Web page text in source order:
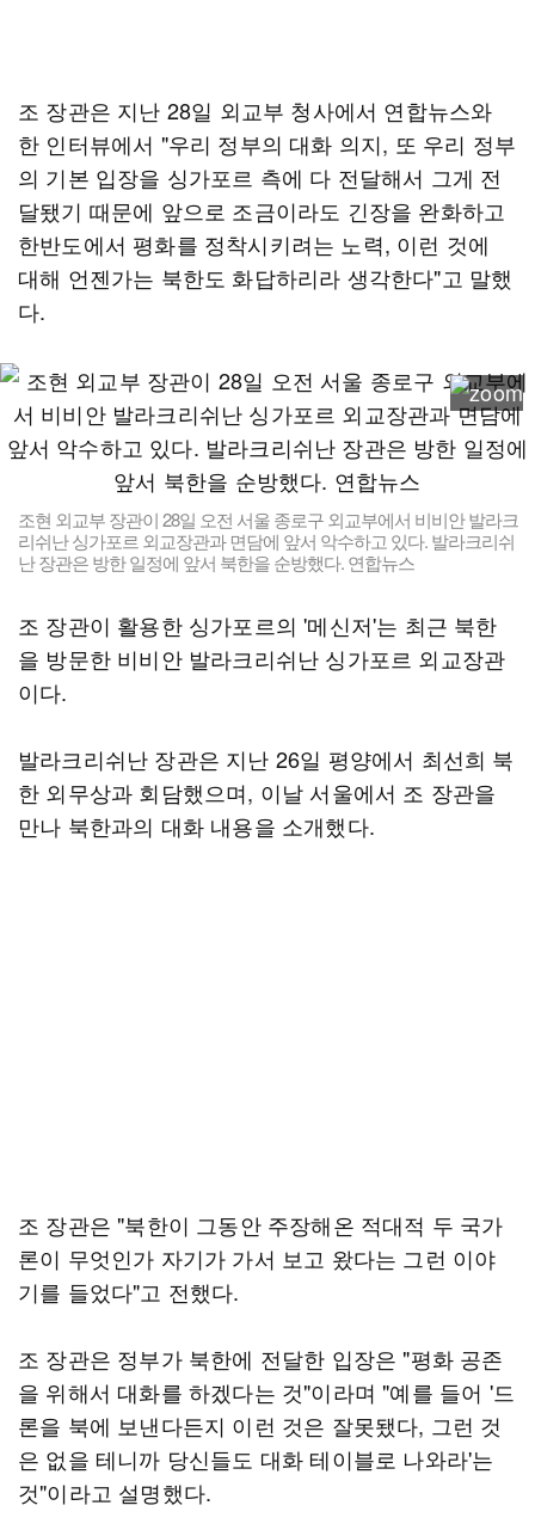
조 장관은 지난 28일 외교부 청사에서 연합뉴스와
한 인터뷰에서 "우리 정부의 대화 의지, 또 우리 정부
의 기본 입장을 싱가포르 측에 다 전달해서 그게 전
달됐기 때문에 앞으로 조금이라도 긴장을 완화하고
한반도에서 평화를 정착시키려는 노력, 이런 것에
대해 언젠가는 북한도 화답하리라 생각한다"고 말했
다.
조현 외교부 장관이 28일 오전 서울 종로구 외교부에서 비비안 발라크
리쉬난 싱가포르 외교장관과 면담에 앞서 악수하고 있다. 발라크리쉬
난 장관은 방한 일정에 앞서 북한을 순방했다. 연합뉴스
조 장관이 활용한 싱가포르의 '메신저'는 최근 북한
을 방문한 비비안 발라크리쉬난 싱가포르 외교장관
이다.
발라크리쉬난 장관은 지난 26일 평양에서 최선희 북
한 외무상과 회담했으며, 이날 서울에서 조 장관을
만나 북한과의 대화 내용을 소개했다.
조 장관은 "북한이 그동안 주장해온 적대적 두 국가
론이 무엇인가 자기가 가서 보고 왔다는 그런 이야
기를 들었다"고 전했다.
조 장관은 정부가 북한에 전달한 입장은 "평화 공존
을 위해서 대화를 하겠다는 것"이라며 "예를 들어 '드
론을 북에 보낸다든지 이런 것은 잘못됐다, 그런 것
은 없을 테니까 당신들도 대화 테이블로 나와라'는
것"이라고 설명했다.